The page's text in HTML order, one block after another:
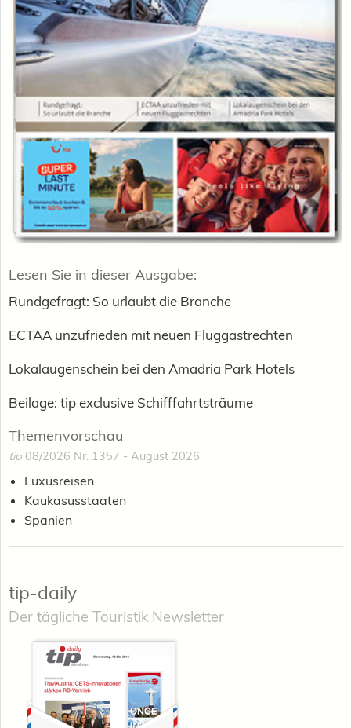
Lesen Sie in dieser Ausgabe:
Rundgefragt: So urlaubt die Branche
ECTAA unzufrieden mit neuen Fluggastrechten
Lokalaugenschein bei den Amadria Park Hotels
Beilage: tip exclusive Schifffahrtsträume
Themenvorschau
tip 08/2026 Nr. 1357 - August 2026
Luxusreisen
Kaukasusstaaten
Spanien
tip-daily
Der tägliche Touristik Newsletter